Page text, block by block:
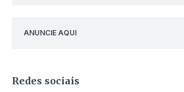
ANUNCIE AQUI
Redes sociais